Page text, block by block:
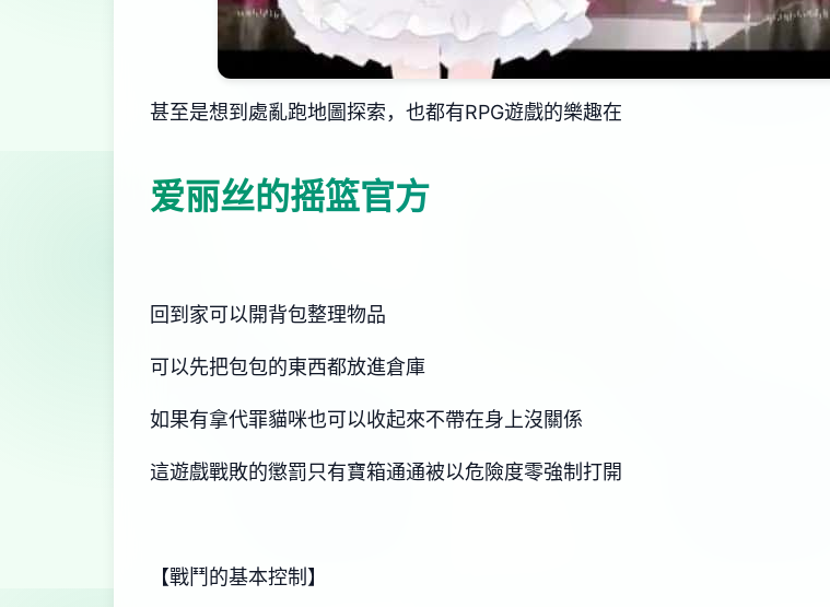
甚至是想到處亂跑地圖探索，也都有RPG遊戲的樂趣在
爱丽丝的摇篮官方
回到家可以開背包整理物品
可以先把包包的東西都放進倉庫
如果有拿代罪貓咪也可以收起來不帶在身上沒關係
這遊戲戰敗的懲罰只有寶箱通通被以危險度零強制打開
【戰鬥的基本控制】